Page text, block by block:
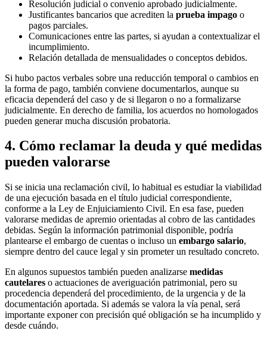
Resolución judicial o convenio aprobado judicialmente.
Justificantes bancarios que acrediten la prueba impago o
pagos parciales.
Comunicaciones entre las partes, si ayudan a contextualizar el
incumplimiento.
Relación detallada de mensualidades o conceptos debidos.
Si hubo pactos verbales sobre una reducción temporal o cambios en
la forma de pago, también conviene documentarlos, aunque su
eficacia dependerá del caso y de si llegaron o no a formalizarse
judicialmente. En derecho de familia, los acuerdos no homologados
pueden generar mucha discusión probatoria.
4. Cómo reclamar la deuda y qué medidas
pueden valorarse
Si se inicia una reclamación civil, lo habitual es estudiar la viabilidad
de una ejecución basada en el título judicial correspondiente,
conforme a la Ley de Enjuiciamiento Civil. En esa fase, pueden
valorarse medidas de apremio orientadas al cobro de las cantidades
debidas. Según la información patrimonial disponible, podría
plantearse el embargo de cuentas o incluso un embargo salario,
siempre dentro del cauce legal y sin prometer un resultado concreto.
En algunos supuestos también pueden analizarse medidas
cautelares o actuaciones de averiguación patrimonial, pero su
procedencia dependerá del procedimiento, de la urgencia y de la
documentación aportada. Si además se valora la vía penal, será
importante exponer con precisión qué obligación se ha incumplido y
desde cuándo.